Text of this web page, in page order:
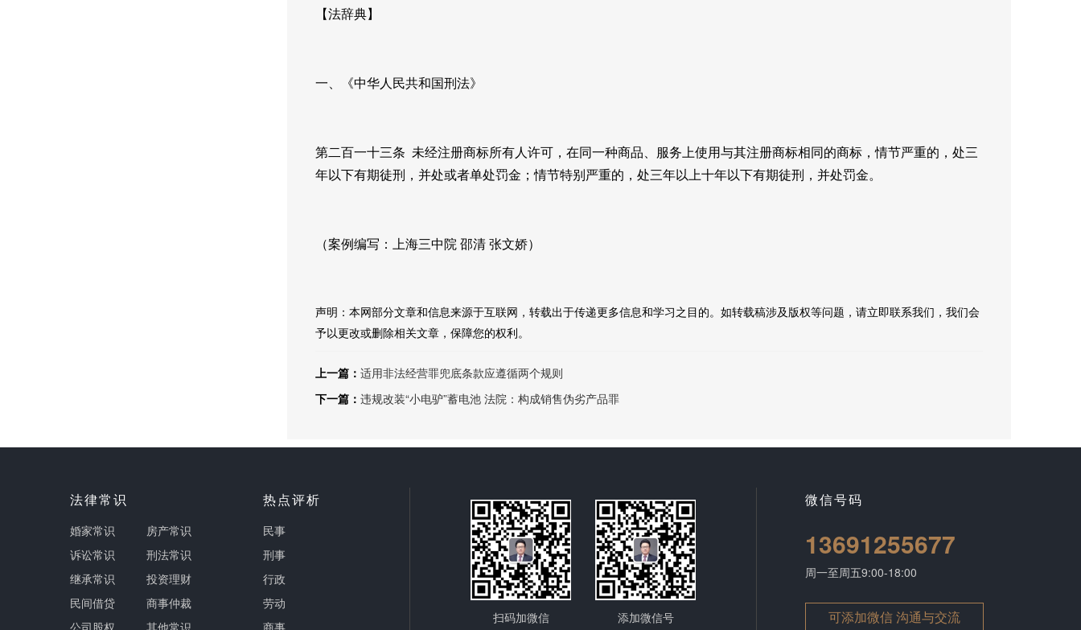
【法辞典】
一、《中华人民共和国刑法》
第二百一十三条 未经注册商标所有人许可，在同一种商品、服务上使用与其注册商标相同的商标，情节严重的，处三
年以下有期徒刑，并处或者单处罚金；情节特别严重的，处三年以上十年以下有期徒刑，并处罚金。
（案例编写：上海三中院 邵清 张文娇）
声明：本网部分文章和信息来源于互联网，转载出于传递更多信息和学习之目的。如转载稿涉及版权等问题，请立即联系我们，我们会
予以更改或删除相关文章，保障您的权利。
上一篇： 适用非法经营罪兜底条款应遵循两个规则
下一篇： 违规改装“小电驴”蓄电池 法院：构成销售伪劣产品罪
法律常识
婚家常识
房产常识
诉讼常识
刑法常识
继承常识
投资理财
民间借贷
商事仲裁
公司股权
其他常识
热点评析
民事
刑事
行政
劳动
商事
扫码加微信 添加微信号
微信号码
13691255677
周一至周五9:00-18:00
可添加微信 沟通与交流